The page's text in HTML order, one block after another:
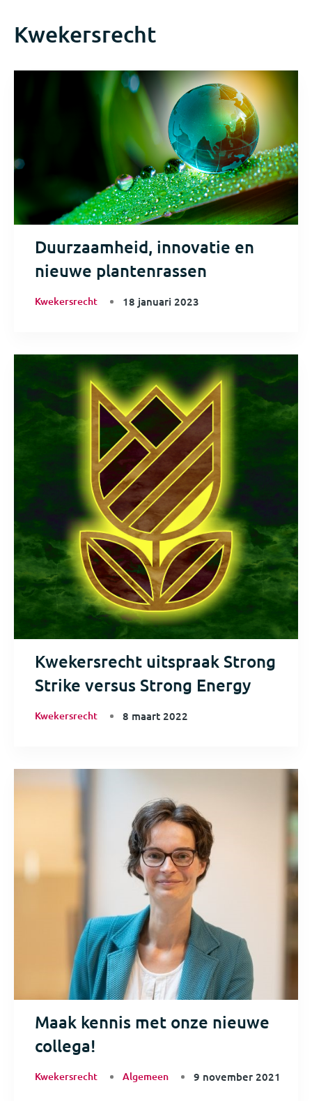
Kwekersrecht
Duurzaamheid, innovatie en
nieuwe plantenrassen
Kwekersrecht 18 januari 2023
Kwekersrecht uitspraak Strong
Strike versus Strong Energy
Kwekersrecht 8 maart 2022
Maak kennis met onze nieuwe
collega!
Kwekersrecht Algemeen 9 november 2021